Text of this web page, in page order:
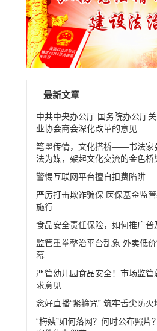
最新文章
中共中央办公厅 国务院办公厅
业协会商会深化改革的意见
笔墨传情，文化搭桥——书法家
法为媒，架起文化交流的金色桥
警惕互联网平台擅自扣费陷阱
严厉打击欺诈骗保 医保基金监
施行
食品安全责任保险，如何推广普
监管重拳整治平台乱象 外卖低价
幕
严管幼儿园食品安全！市场监管
求意见
念好直播“紧箍咒” 筑牢舌尖防火
“梅姨”如何落网？何时公布照片